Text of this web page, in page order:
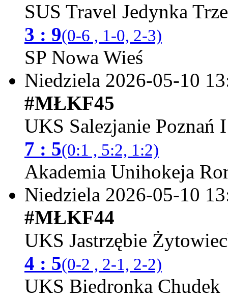
SUS Travel Jedynka
3 : 9(0-6 , 1-0, 2-3)
SP Nowa Wieś
Niedziela 2026-05-10
#MŁKF45
UKS Salezjanie Poznań I
7 : 5(0:1 , 5:2, 1:2)
Akademia Unihokeja
Niedziela 2026-05-10
#MŁKF44
UKS Jastrzębie
4 : 5(0-2 , 2-1, 2-2)
UKS Biedronka Chudek